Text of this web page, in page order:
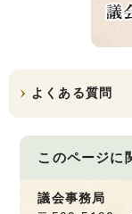
よくある質問
このページに
議会事務局